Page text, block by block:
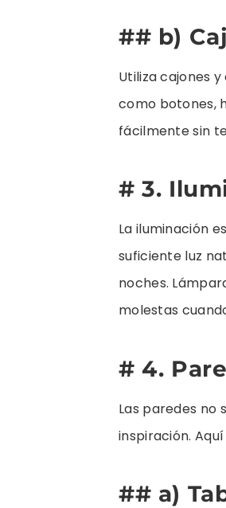
## b)
Utiliza cajones
como botones,
fácilmente sin
# 3.
La iluminación
suficiente luz
noches.
molestas
# 4.
Las paredes no
inspiración.
## a)